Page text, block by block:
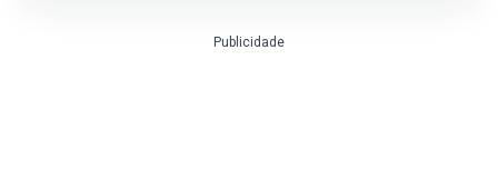
Publicidade